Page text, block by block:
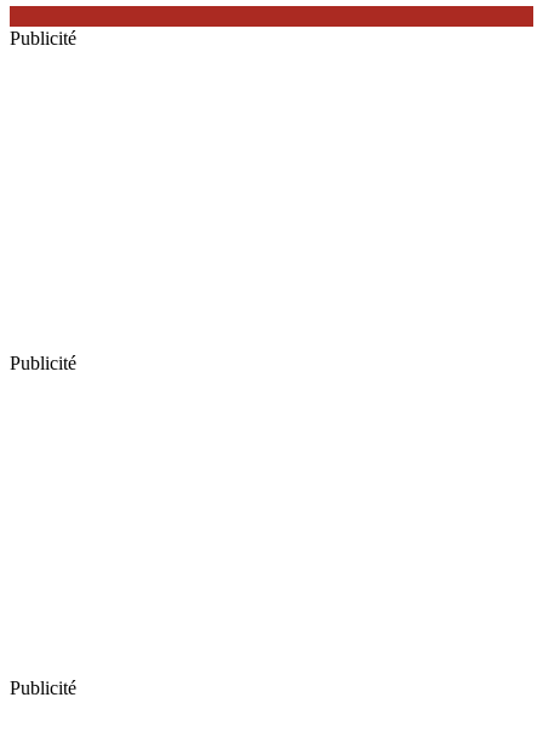
Publicité
Publicité
Publicité